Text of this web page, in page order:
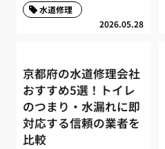
2026.05.28
水道修理
京都府の水道修理会社
おすすめ5選！トイレ
のつまり・水漏れに即
対応する信頼の業者を
比較